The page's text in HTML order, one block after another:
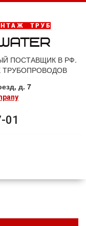
ПОСТАВЩИК В РФ.
д. 7
01